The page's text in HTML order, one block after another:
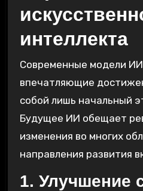
интеллекта
Современные модели
впечатляющие
собой лишь начальный
Будущее ИИ обещает
изменения во многих
направления развития
1. Улучшение